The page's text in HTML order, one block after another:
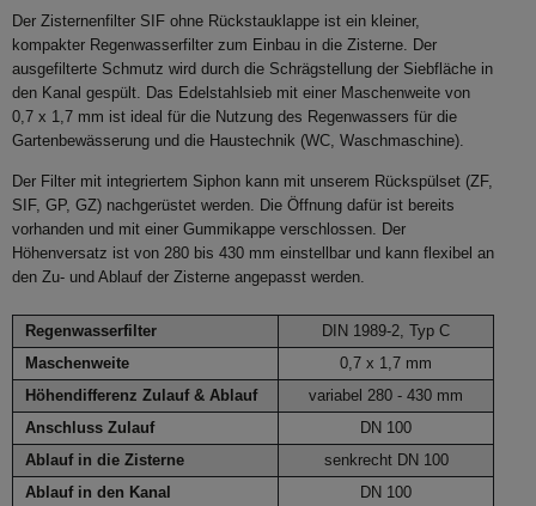
Der Zisternenfilter SIF ohne Rückstauklappe ist ein kleiner,
kompakter Regenwasserfilter zum Einbau in die Zisterne. Der
ausgefilterte Schmutz wird durch die Schrägstellung der Siebfläche in
den Kanal gespült. Das Edelstahlsieb mit einer Maschenweite von
0,7 x 1,7 mm ist ideal für die Nutzung des Regenwassers für die
Gartenbewässerung und die Haustechnik (WC, Waschmaschine).
Der Filter mit integriertem Siphon kann mit unserem Rückspülset (ZF,
SIF, GP, GZ) nachgerüstet werden. Die Öffnung dafür ist bereits
vorhanden und mit einer Gummikappe verschlossen. Der
Höhenversatz ist von 280 bis 430 mm einstellbar und kann flexibel an
den Zu- und Ablauf der Zisterne angepasst werden.
Regenwasserfilter
DIN 1989-2, Typ C
Maschenweite
0,7 x 1,7 mm
Höhendifferenz Zulauf & Ablauf
variabel 280 - 430 mm
Anschluss Zulauf
DN 100
Ablauf in die Zisterne
senkrecht DN 100
Ablauf in den Kanal
DN 100